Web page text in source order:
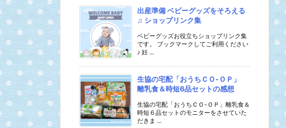
出産準備 ベビーグッズをそろえる
♫ ショップリンク集
ベビーグッズお役立ちショップリンク集
です。 ブックマークしてご利用ください
♪ 妊 ...
生協の宅配「おうちＣＯ-ＯＰ」
離乳食＆時短6品セットの感想
生協の宅配「おうちＣＯ-ＯＰ」離乳食＆
時短６品セットのモニターをさせていた
だきま ...